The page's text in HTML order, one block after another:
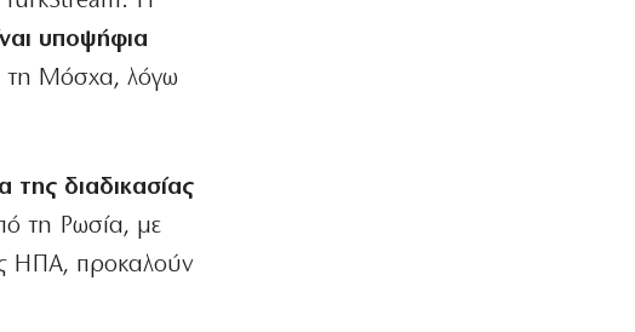
υποψήφια
τη Μόσχα, λόγω
της διαδικασίας
τη Ρωσία, με
ΗΠΑ, προκαλούν